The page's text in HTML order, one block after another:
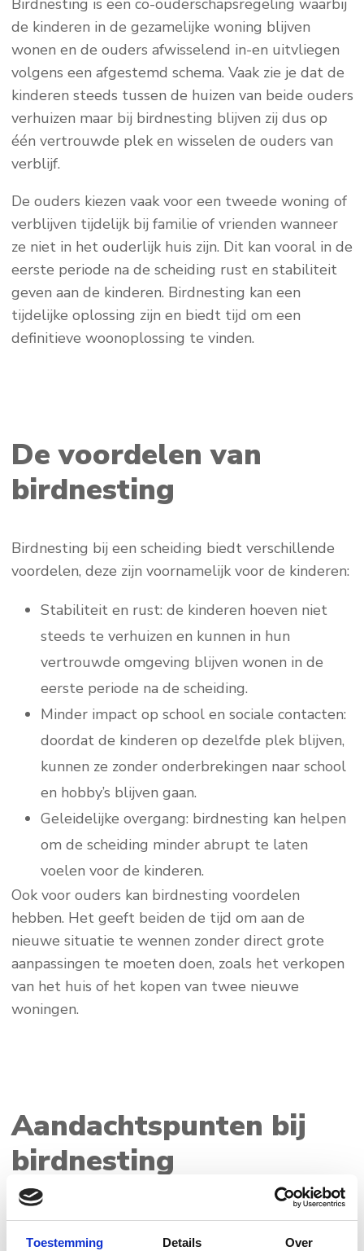
Toestemming Details Over
Birdnesting is een co-ouderschapsregeling waarbij
de kinderen in de gezamelijke woning blijven
wonen en de ouders afwisselend in-en uitvliegen
volgens een afgestemd schema. Vaak zie je dat de
kinderen steeds tussen de huizen van beide ouders
verhuizen maar bij birdnesting blijven zij dus op
één vertrouwde plek en wisselen de ouders van
verblijf.
De ouders kiezen vaak voor een tweede woning of
verblijven tijdelijk bij familie of vrienden wanneer
ze niet in het ouderlijk huis zijn. Dit kan vooral in de
eerste periode na de scheiding rust en stabiliteit
geven aan de kinderen. Birdnesting kan een
tijdelijke oplossing zijn en biedt tijd om een
definitieve woonoplossing te vinden.
De voordelen van
birdnesting
Birdnesting bij een scheiding biedt verschillende
voordelen, deze zijn voornamelijk voor de kinderen:
Stabiliteit en rust: de kinderen hoeven niet
steeds te verhuizen en kunnen in hun
vertrouwde omgeving blijven wonen in de
eerste periode na de scheiding.
Minder impact op school en sociale contacten:
doordat de kinderen op dezelfde plek blijven,
kunnen ze zonder onderbrekingen naar school
en hobby’s blijven gaan.
Geleidelijke overgang: birdnesting kan helpen
om de scheiding minder abrupt te laten
voelen voor de kinderen.
Ook voor ouders kan birdnesting voordelen
hebben. Het geeft beiden de tijd om aan de
nieuwe situatie te wennen zonder direct grote
aanpassingen te moeten doen, zoals het verkopen
van het huis of het kopen van twee nieuwe
woningen.
Aandachtspunten bij
birdnesting
Naast de voordelen kan birdnesting ook een aantal
uitdagingen met zich meebrengen: